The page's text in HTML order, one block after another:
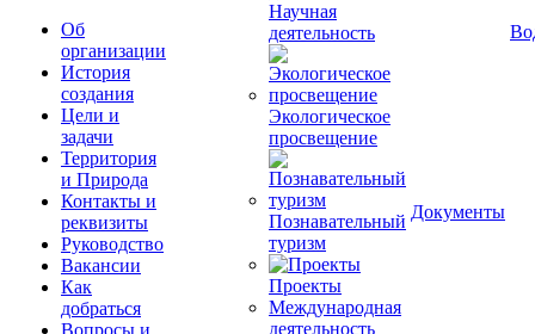
Об
организации
История
создания
Цели и
задачи
Территория
и Природа
Контакты и
реквизиты
Руководство
Вакансии
Как
добраться
Вопросы и
Научная
деятельность
Экологическое
просвещение
Познавательный
туризм
Проекты
Международная
деятельность
Документы